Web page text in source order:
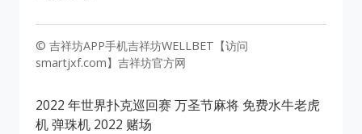
© 吉祥坊APP手机吉祥坊WELLBET【访问
smartjxf.com】吉祥坊官方网
2022 年世界扑克巡回赛 万圣节麻将 免费水牛老虎
机弹珠机 2022 赌场